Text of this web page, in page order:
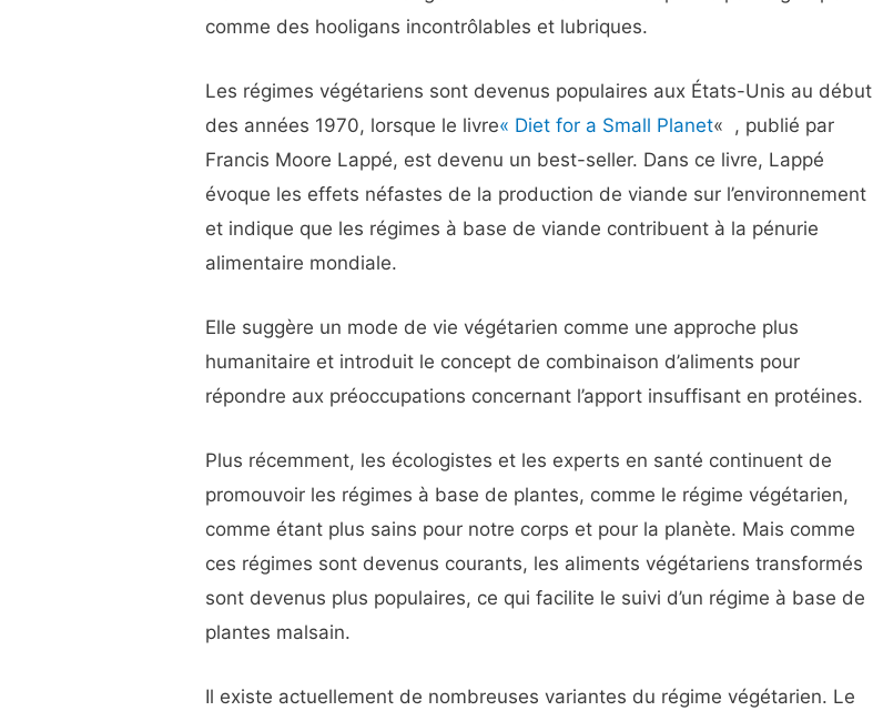
comme des hooligans incontrôlables et lubriques.
Les régimes végétariens sont devenus populaires aux États-Unis au début
des années 1970, lorsque le livre« Diet for a Small Planet«
, publié par
Francis Moore Lappé, est devenu un best-seller. Dans ce livre, Lappé
évoque les effets néfastes de la production de viande sur l’environnement
et indique que les régimes à base de viande contribuent à la pénurie
alimentaire mondiale.
Elle suggère un mode de vie végétarien comme une approche plus
humanitaire et introduit le concept de combinaison d’aliments pour
répondre aux préoccupations concernant l’apport insuffisant en protéines.
Plus récemment, les écologistes et les experts en santé continuent de
promouvoir les régimes à base de plantes, comme le régime végétarien,
comme étant plus sains pour notre corps et pour la planète. Mais comme
ces régimes sont devenus courants, les aliments végétariens transformés
sont devenus plus populaires, ce qui facilite le suivi d’un régime à base de
plantes malsain.
Il existe actuellement de nombreuses variantes du régime végétarien. Le